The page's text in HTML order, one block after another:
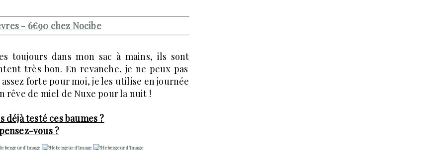
- 6€90 chez Nocibe
toujours dans mon sac à mains, ils sont
très bon. En revanche, je ne peux pas
forte pour moi, je les utilise en journée
rêve de miel de Nuxe pour la nuit !
déjà testé ces baumes ?
vous ?